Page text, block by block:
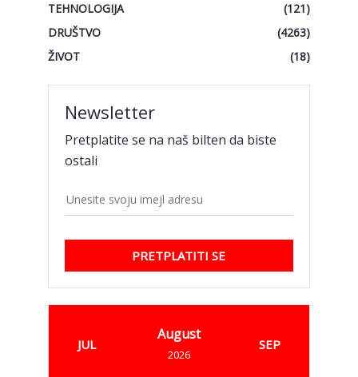
TEHNOLOGIJA
(121)
DRUŠTVO
(4263)
ŽIVOT
(18)
Newsletter
Pretplatite se na naš bilten da biste
ostali
PRETPLATITI SE
JUL
August
2026
SEP